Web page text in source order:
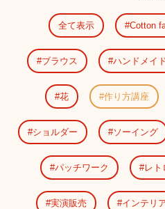
全て表示 Cotton
ブラウス ハンドメイ
花 作り方講座
ショルダー ソーイング
パッチワーク レト
実演販売 インテリ